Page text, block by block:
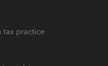
tax practice